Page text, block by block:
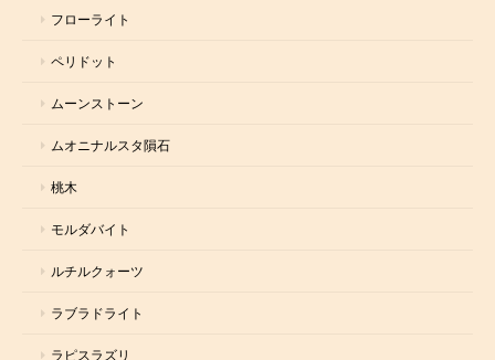
フローライト
ペリドット
ムーンストーン
ムオニナルスタ隕石
桃木
モルダバイト
ルチルクォーツ
ラブラドライト
ラピスラズリ